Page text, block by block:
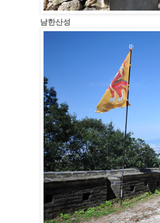
남한산성